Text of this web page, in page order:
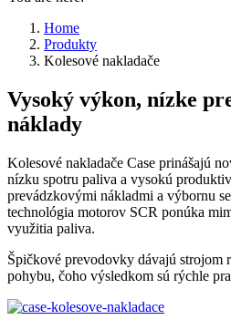
Home
Produkty
Kolesové nakladače
Vysoký výkon, nízke
náklady
Kolesové nakladače Case prinášajú
nízku spotru paliva a vysokú
prevádzkovými nákladmi a výbornu
technológia motorov SCR ponúka
využitia paliva.
Špičkové prevodovky dávajú strojom
pohybu, čoho výsledkom sú rýchle